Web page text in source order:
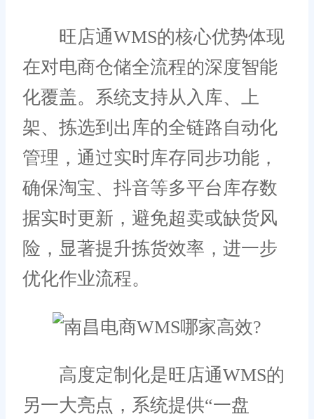
旺店通WMS的核心优势体现
在对电商仓储全流程的深度智能
化覆盖。系统支持从入库、上
架、拣选到出库的全链路自动化
管理，通过实时库存同步功能，
确保淘宝、抖音等多平台库存数
据实时更新，避免超卖或缺货风
险，显著提升拣货效率，进一步
优化作业流程。
高度定制化是旺店通WMS的
另一大亮点，系统提供“一盘